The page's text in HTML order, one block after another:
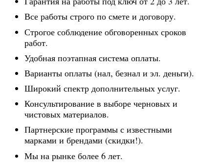
Все работы строго по смете и договору.
Строгое соблюдение обговоренных сроков
работ.
Удобная поэтапная система оплаты.
Варианты оплаты (нал, безнал и эл. деньги).
Широкий спектр дополнительных услуг.
Консультирование в выборе черновых и
чистовых материалов.
Партнерские программы с известными
марками и брендами (скидки!).
Мы на рынке более 6 лет.